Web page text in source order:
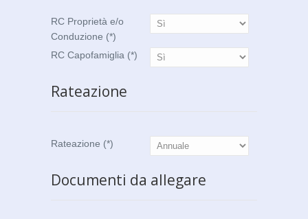
RC Proprietà e/o
Conduzione (*)
RC Capofamiglia (*)
Rateazione
Rateazione (*)
Documenti da allegare